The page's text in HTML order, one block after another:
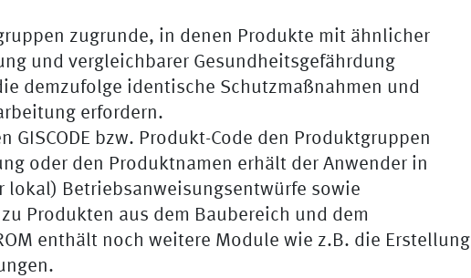
zugrunde, in denen Produkte mit ähnlicher
und vergleichbarer Gesundheitsgefährdung
demzufolge identische Schutzmaßnahmen und
erfordern.
GISCODE bzw. Produkt-Code den Produktgruppen
oder den Produktnamen erhält der Anwender in
lokal) Betriebsanweisungsentwürfe sowie
Produkten aus dem Baubereich und dem
enthält noch weitere Module wie z.B. die Erstellung